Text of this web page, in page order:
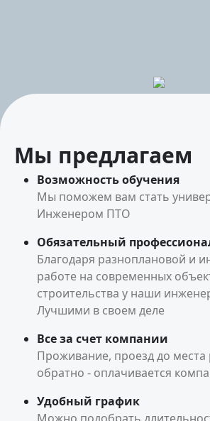
Мы предлагаем
Возможность обучения
Мы поможем вам стать
Инженером ПТО
Обязательный
Благодаря разноплановой и
работе на современных
строительства у наши
Лучшими в своем деле
Все за счет компании
Проживание, проезд до места
обратно - оплачивается
Удобный график